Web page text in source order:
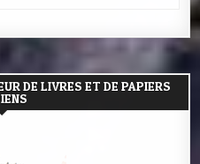
DE LIVRES ET DE PAPIERS